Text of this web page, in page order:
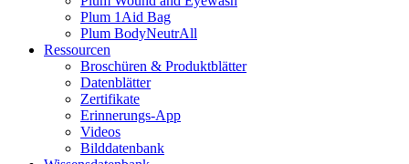
Plum 1Aid Bag
Plum BodyNeutrAll
Ressourcen
Broschüren & Produktblätter
Datenblätter
Zertifikate
Erinnerungs-App
Videos
Bilddatenbank